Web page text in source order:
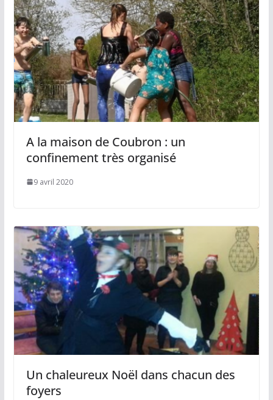
A la maison de Coubron : un
confinement très organisé
9 avril 2020
Un chaleureux Noël dans chacun des
foyers